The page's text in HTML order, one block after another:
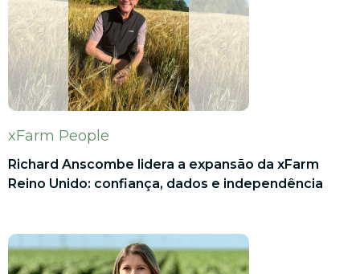
xFarm People
Richard Anscombe lidera a expansão da xFarm
Reino Unido: confiança, dados e independência